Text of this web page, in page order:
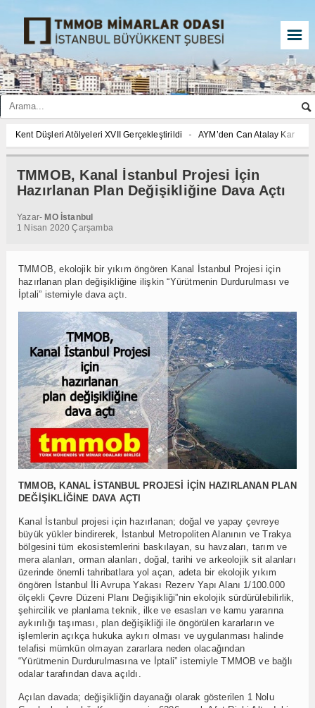
☰
Kent Düşleri Atölyeleri XVII Gerçekleştirildi
AYM’den Can Atalay Kararı:
“Türkiye Yüzyılı Maarif Modeli” laiklik düşmanı, bilimi ve fenni dışlayan
Toplum, Kent Ve Çevre İçin Haydarpaşa Dayanışması Basın Açıklaması
TMMOB 48. Olağan Genel Kurulu
TMMOB 48. Olağan Genel Kurulu
“Türkiye Yüzyılı Maarif Modeli” laiklik
Toplum, Kent Ve Çevre İçin Haydarpaşa Dayanışması Basın Açıklaması
TMMOB, Kanal İstanbul Projesi İçin
Hazırlanan Plan Değişikliğine Dava Açtı
Yazar- MO İstanbul
1 Nisan 2020 Çarşamba
TMMOB, ekolojik bir yıkım öngören Kanal İstanbul Projesi için
hazırlanan plan değişikliğine ilişkin “Yürütmenin Durdurulması ve
İptali” istemiyle dava açtı.
TMMOB, KANAL İSTANBUL PROJESİ İÇİN HAZIRLANAN PLAN
DEĞİŞİKLİĞİNE DAVA AÇTI
Kanal İstanbul projesi için hazırlanan; doğal ve yapay çevreye
büyük yükler bindirerek, İstanbul Metropoliten Alanının ve Trakya
bölgesini tüm ekosistemlerini baskılayan, su havzaları, tarım ve
mera alanları, orman alanları, doğal, tarihi ve arkeolojik sit alanları
üzerinde önemli tahribatlara yol açan, adeta bir ekolojik yıkım
öngören İstanbul İli Avrupa Yakası Rezerv Yapı Alanı 1/100.000
ölçekli Çevre Düzeni Planı Değişikliği”nin ekolojik sürdürülebilirlik,
şehircilik ve planlama teknik, ilke ve esasları ve kamu yararına
aykırılığı taşıması, plan değişikliği ile öngörülen kararların ve
işlemlerin açıkça hukuka aykırı olması ve uygulanması halinde
telafisi mümkün olmayan zararlara neden olacağından
“Yürütmenin Durdurulmasına ve İptali” istemiyle TMMOB ve bağlı
odalar tarafından dava açıldı.
Açılan davada; değişikliğin dayanağı olarak gösterilen 1 Nolu